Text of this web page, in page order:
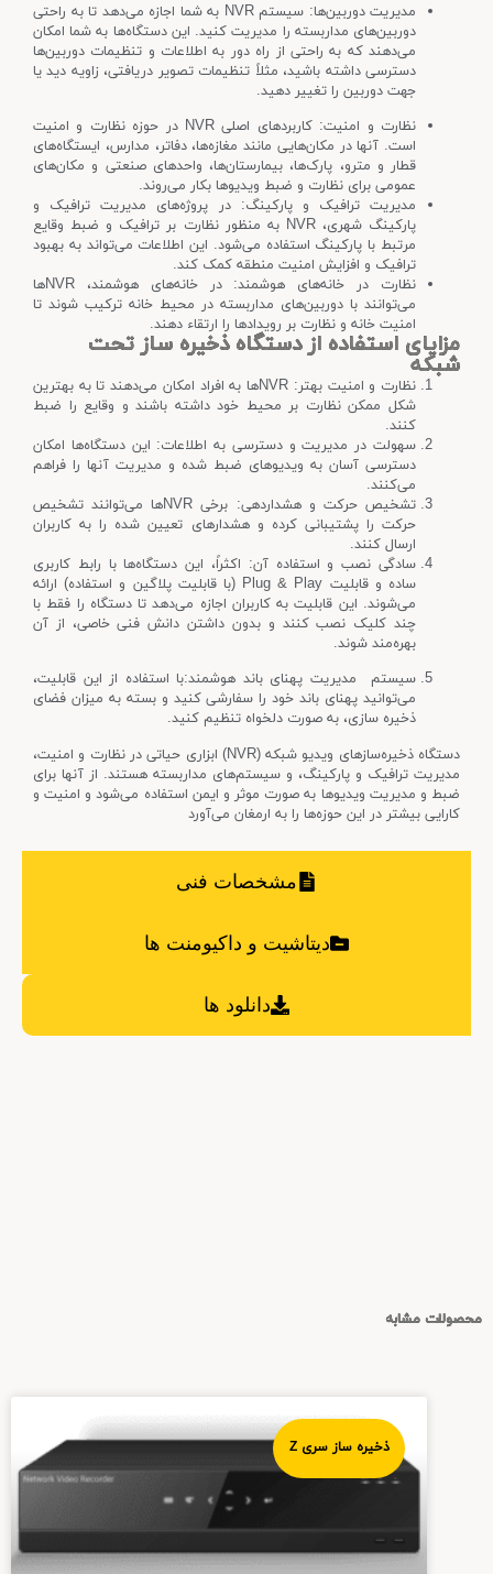
مشخصات فنی
دیتاشیت و داکیومنت ها
دانلود ها
مدیریت دوربین‌ها: سیستم NVR به شما اجازه می‌دهد تا به راحتی
دوربین‌های مداربسته را مدیریت کنید. این دستگاه‌ها به شما امکان
می‌دهند که به راحتی از راه دور به اطلاعات و تنظیمات دوربین‌ها
دسترسی داشته باشید، مثلاً تنظیمات تصویر دریافتی، زاویه دید یا
جهت دوربین را تغییر دهید.
نظارت و امنیت: کاربردهای اصلی NVR در حوزه نظارت و امنیت
است. آنها در مکان‌هایی مانند مغازه‌ها، دفاتر، مدارس، ایستگاه‌های
قطار و مترو، پارک‌ها، بیمارستان‌ها، واحدهای صنعتی و مکان‌های
عمومی برای نظارت و ضبط ویدیوها بکار می‌روند.
مدیریت ترافیک و پارکینگ: در پروژه‌های مدیریت ترافیک و
پارکینگ شهری، NVR به منظور نظارت بر ترافیک و ضبط وقایع
مرتبط با پارکینگ استفاده می‌شود. این اطلاعات می‌تواند به بهبود
ترافیک و افزایش امنیت منطقه کمک کند.
نظارت در خانه‌های هوشمند: در خانه‌های هوشمند، NVR‌ها
می‌توانند با دوربین‌های مداربسته در محیط خانه ترکیب شوند تا
امنیت خانه و نظارت بر رویدادها را ارتقاء دهند.
مزایای استفاده از دستگاه ذخیره ساز تحت
شبکه
نظارت و امنیت بهتر: NVR‌ها به افراد امکان می‌دهند تا به بهترین
شکل ممکن نظارت بر محیط خود داشته باشند و وقایع را ضبط
کنند.
سهولت در مدیریت و دسترسی به اطلاعات: این دستگاه‌ها امکان
دسترسی آسان به ویدیوهای ضبط شده و مدیریت آنها را فراهم
می‌کنند.
تشخیص حرکت و هشداردهی: برخی NVR‌ها می‌توانند تشخیص
حرکت را پشتیبانی کرده و هشدارهای تعیین شده را به کاربران
ارسال کنند.
سادگی نصب و استفاده آن: اکثراً، این دستگاه‌ها با رابط کاربری
ساده و قابلیت Plug & Play (با قابلیت پلاگین و استفاده) ارائه
می‌شوند. این قابلیت به کاربران اجازه می‌دهد تا دستگاه را فقط با
چند کلیک نصب کنند و بدون داشتن دانش فنی خاصی، از آن
بهره‌مند شوند.
سیستم مدیریت پهنای باند هوشمند:با استفاده از این قابلیت،
می‌توانید پهنای باند خود را سفارشی کنید و بسته به میزان فضای
ذخیره سازی، به صورت دلخواه تنظیم کنید.
دستگاه ذخیره‌سازهای ویدیو شبکه (NVR) ابزاری حیاتی در نظارت و امنیت،
مدیریت ترافیک و پارکینگ، و سیستم‌های مداربسته هستند. از آنها برای
ضبط و مدیریت ویدیوها به صورت موثر و ایمن استفاده می‌شود و امنیت و
کارایی بیشتر در این حوزه‌ها را به ارمغان می‌آورد
محصولات مشابه
ذخیره ساز سری Z